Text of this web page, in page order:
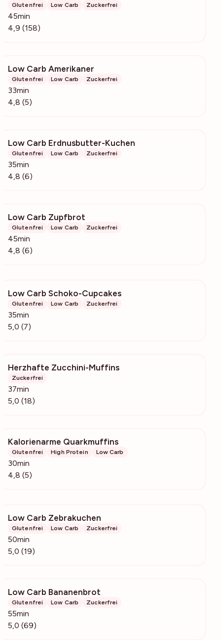
Glutenfrei Low Carb Zuckerfrei
45min
4,9 (158)
Low Carb Amerikaner
Glutenfrei Low Carb Zuckerfrei
33min
4,8 (5)
Low Carb Erdnusbutter-Kuchen
Glutenfrei Low Carb Zuckerfrei
35min
4,8 (6)
Low Carb Zupfbrot
Glutenfrei Low Carb Zuckerfrei
45min
4,8 (6)
Low Carb Schoko-Cupcakes
Glutenfrei Low Carb Zuckerfrei
35min
5,0 (7)
Herzhafte Zucchini-Muffins
Zuckerfrei
37min
5,0 (18)
Kalorienarme Quarkmuffins
Glutenfrei High Protein Low Carb
30min
4,8 (5)
Low Carb Zebrakuchen
Glutenfrei Low Carb Zuckerfrei
50min
5,0 (19)
Low Carb Bananenbrot
Glutenfrei Low Carb Zuckerfrei
55min
5,0 (69)